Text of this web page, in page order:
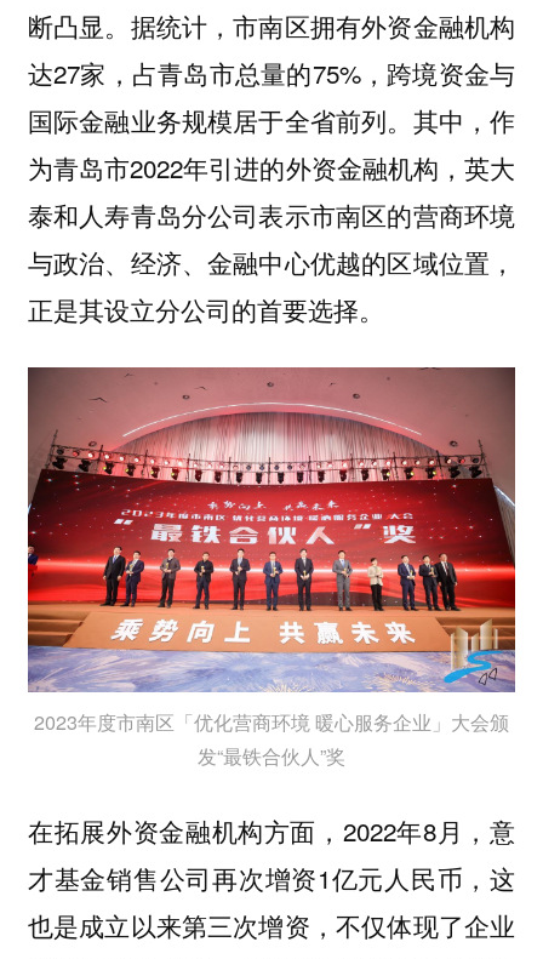
断凸显。据统计，市南区拥有外资金融机构
达27家，占青岛市总量的75%，跨境资金与
国际金融业务规模居于全省前列。其中，作
为青岛市2022年引进的外资金融机构，英大
泰和人寿青岛分公司表示市南区的营商环境
与政治、经济、金融中心优越的区域位置，
正是其设立分公司的首要选择。
2023年度市南区「优化营商环境 暖心服务企业」大会颁
发“最铁合伙人”奖
在拓展外资金融机构方面，2022年8月，意
才基金销售公司再次增资1亿元人民币，这
也是成立以来第三次增资，不仅体现了企业